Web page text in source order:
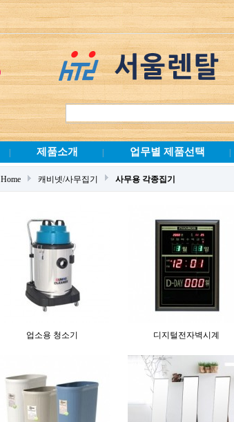
제품소개 업무별 제품선택
Home 캐비넷/사무집기 사무용 각종집기
업소용 청소기 디지털전자벽시계